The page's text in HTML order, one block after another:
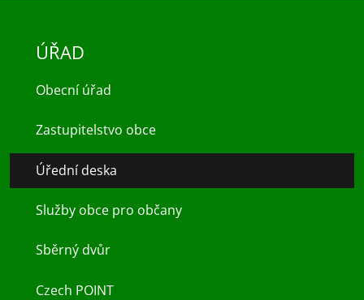
ÚŘAD
Obecní úřad
Zastupitelstvo obce
Úřední deska
Služby obce pro občany
Sběrný dvůr
Czech POINT